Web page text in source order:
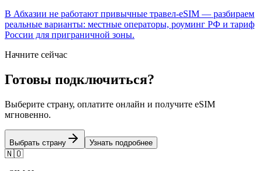
В Абхазии не работают привычные травел-eSIM — разбираем
реальные варианты: местные операторы, роуминг РФ и тариф
России для приграничной зоны.
Начните сейчас
Готовы подключиться?
Выберите страну, оплатите онлайн и получите eSIM
мгновенно.
Выбрать страну Узнать подробнее
🇳🇴